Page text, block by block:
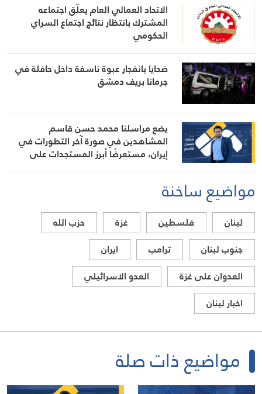
الاتحاد العمالي العام يعلّق اجتماعه
المشترك بانتظار نتائج اجتماع السراي
الحكومي
ضحايا بانفجار عبوة ناسفة داخل حافلة في
جرمانا بريف دمشق
يضع مراسلنا محمد حسن قاسم
المشاهدين في صورة آخر التطورات في
إيران، مستعرضًا أبرز المستجدات على
الصلة بالشأنين الداخلي والإقليميمواضيع ساخنة
لبنان فلسطين غزة
حزب الله
جنوب لبنان
ترامب
ايران
العدوان على غزة
العدو الاسرائيلي
اخبار لبنان
مواضيع ذات صلة